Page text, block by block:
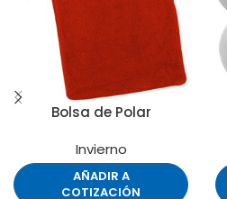
Bolsa de Polar
Invierno
AÑADIR A
COTIZACIÓN